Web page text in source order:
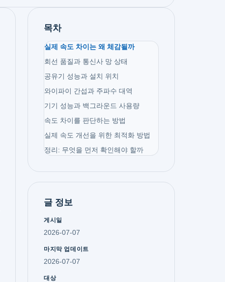
목차
실제 속도 차이는 왜 체감될까
회선 품질과 통신사 망 상태
공유기 성능과 설치 위치
와이파이 간섭과 주파수 대역
기기 성능과 백그라운드 사용량
속도 차이를 판단하는 방법
실제 속도 개선을 위한 최적화 방법
정리: 무엇을 먼저 확인해야 할까
글 정보
게시일
2026-07-07
마지막 업데이트
2026-07-07
대상